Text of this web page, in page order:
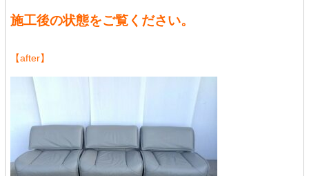
施工後の状態をご覧ください。
【after】